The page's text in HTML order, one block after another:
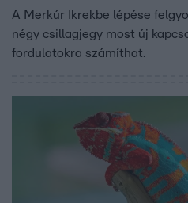
A Merkúr Ikrekbe lépése
négy csillagjegy most új
fordulatokra számíthat.